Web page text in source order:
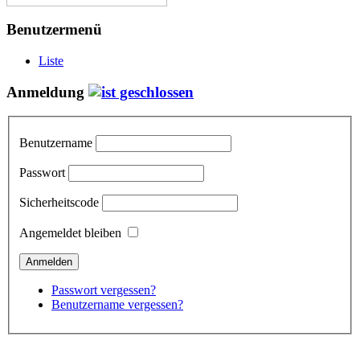
Benutzermenü
Liste
Anmeldung
Benutzername
Passwort
Sicherheitscode
Angemeldet bleiben
Passwort vergessen?
Benutzername vergessen?